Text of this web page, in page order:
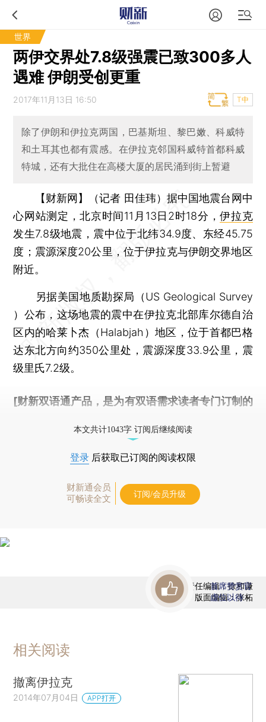
世界
​两伊交界处7.8级强震已致300多人
遇难 伊朗受创更重
2017年11月13日 16:50 T中
除了伊朗和伊拉克两国，巴基斯坦、黎巴嫩、科威特
和土耳其也都有震感。在伊拉克邻国科威特首都科威
特城，还有大批住在高楼大厦的居民涌到街上暂避
【财新网】（记者 田佳玮） 据中国地震台网中
心网站测定，北京时间11月13日2时18分，伊拉克
发生7.8级地震，震中位于北纬34.9度、东经45.75
度；震源深度20公里，位于伊拉克与伊朗交界地区
附近。
另据美国地质勘探局（US Geological Survey
）公布，这场地震的震中在伊拉克北部库尔德自治
区内的哈莱卜杰（Halabjah）地区，位于首都巴格
达东北方向约350公里处，震源深度33.9公里，震
级里氏7.2级。
[财新双语通产品，是为有双语需求读者专门订制的
本文共计1043字 订阅后继续阅读
登录 后获取已订阅的阅读权限
财新通会员
可畅读全文
订阅/会员升级
责任编辑：徐和谦
版面编辑：张柘
首席赞赏官
虚位以待
相关阅读
撤离伊拉克
2014年07月04日 APP打开